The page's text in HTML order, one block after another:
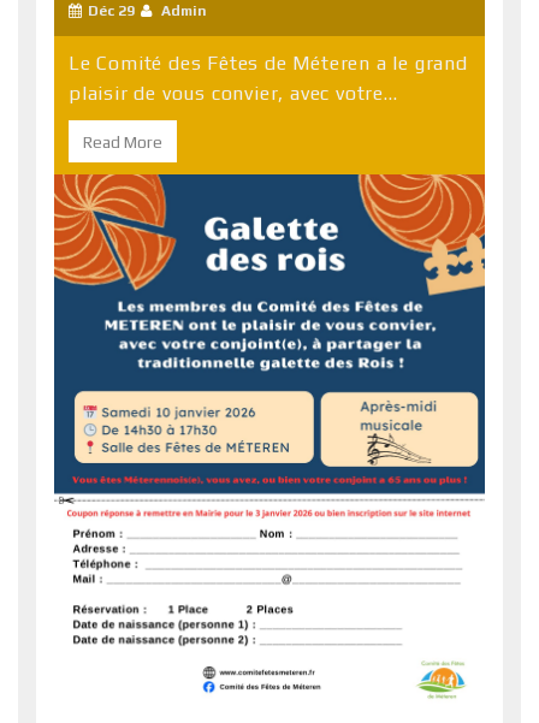
Déc 29 Admin
Le Comité des Fêtes de Méteren a le grand
plaisir de vous convier, avec votre...
Read More